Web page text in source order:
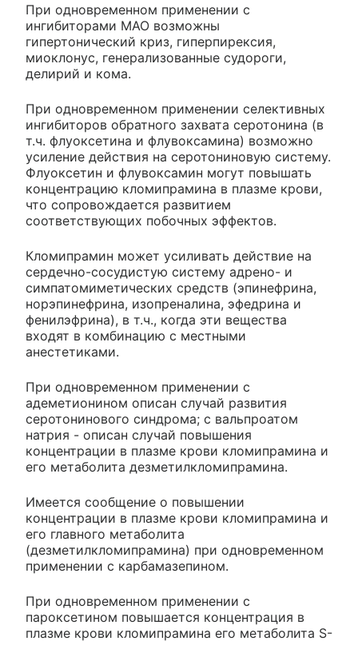
При одновременном применении с
ингибиторами МАО возможны
гипертонический криз, гиперпирексия,
миоклонус, генерализованные судороги,
делирий и кома.
При одновременном применении селективных
ингибиторов обратного захвата серотонина (в
т.ч. флуоксетина и флувоксамина) возможно
усиление действия на серотониновую систему.
Флуоксетин и флувоксамин могут повышать
концентрацию кломипрамина в плазме крови,
что сопровождается развитием
соответствующих побочных эффектов.
Кломипрамин может усиливать действие на
сердечно-сосудистую систему адрено- и
симпатомиметических средств (эпинефрина,
норэпинефрина, изопреналина, эфедрина и
фенилэфрина), в т.ч., когда эти вещества
входят в комбинацию с местными
анестетиками.
При одновременном применении с
адеметионином описан случай развития
серотонинового синдрома; с вальпроатом
натрия - описан случай повышения
концентрации в плазме крови кломипрамина и
его метаболита дезметилкломипрамина.
Имеется сообщение о повышении
концентрации в плазме крови кломипрамина и
его главного метаболита
(дезметилкломипрамина) при одновременном
применении с карбамазепином.
При одновременном применении с
пароксетином повышается концентрация в
плазме крови кломипрамина его метаболита S-